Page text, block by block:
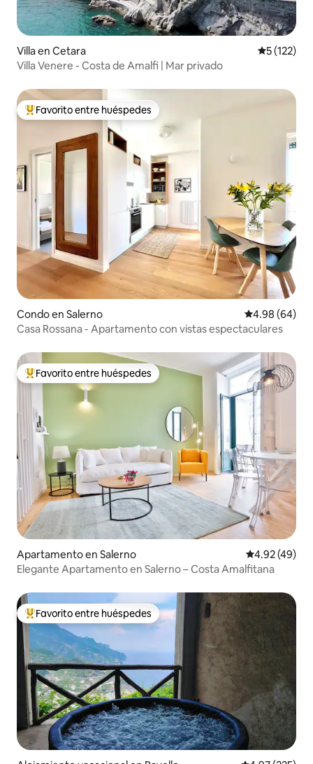
Villa en Cetara
5 (122)
Villa Venere - Costa de Amalfi | Mar privado
Favorito entre huéspedes preferido
Favorito entre huéspedes
Condo en Salerno Calificación
4.98 (64)
Casa Rossana - Apartamento con vistas espectaculares
Favorito entre huéspedes preferido
Favorito entre huéspedes
Apartamento en Salerno Calificación
4.92 (49)
Elegante Apartamento en Salerno – Costa Amalfitana
Favorito entre huéspedes preferido
Favorito entre huéspedes